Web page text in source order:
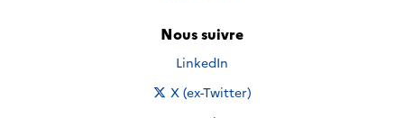
Nous suivre
Nous suivre sur
LinkedIn
Nous suivre sur
X (ex-Twitter)